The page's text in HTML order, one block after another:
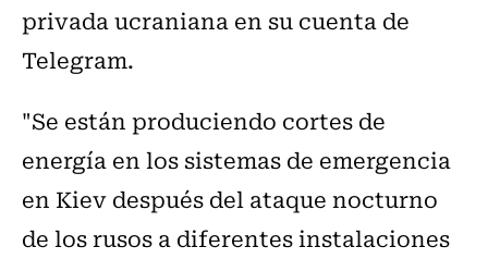
privada ucraniana en su cuenta de
Telegram.
"Se están produciendo cortes de
energía en los sistemas de emergencia
en Kiev después del ataque nocturno
de los rusos a diferentes instalaciones